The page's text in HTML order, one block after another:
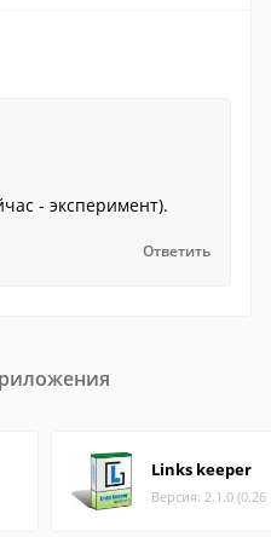
- эксперимент).
Ответить
Links keeper
Версия: 2.1.0